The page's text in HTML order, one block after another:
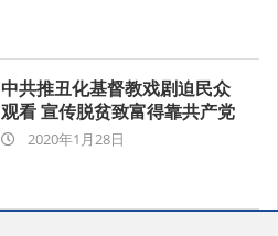
中共推丑化基督教戏剧迫民众
观看 宣传脱贫致富得靠共产党
2020-2020年1月28日